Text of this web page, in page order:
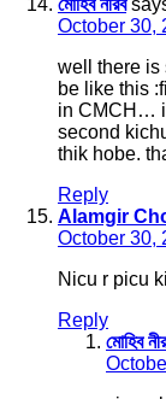
October 30,
well there is
be like this
in CMCH… i
second
thik hobe.
Reply
Alamgir
October 30,
Nicu r picu
Reply
মোহিব